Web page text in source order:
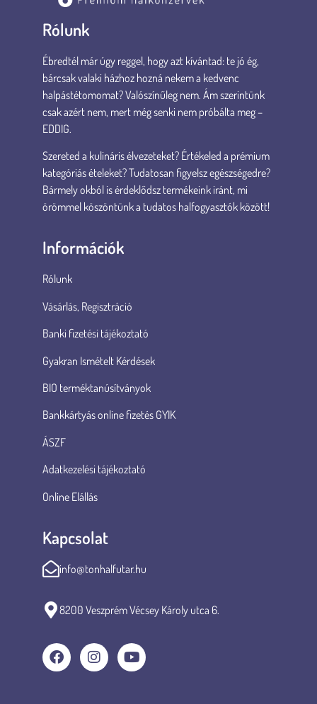
Rólunk
Ébredtél már úgy reggel, hogy azt kívántad: te jó ég,
bárcsak valaki házhoz hozná nekem a kedvenc
halpástétomomat? Valószínűleg nem. Ám szerintünk
csak azért nem, mert még senki nem próbálta meg –
EDDIG.
Szereted a kulináris élvezeteket? Értékeled a prémium
kategóriás ételeket? Tudatosan figyelsz egészségedre?
Bármely okból is érdeklődsz termékeink iránt, mi
örömmel köszöntünk a tudatos halfogyasztók között!
Információk
Rólunk
Vásárlás, Regisztráció
Banki fizetési tájékoztató
Gyakran Ismételt Kérdések
BIO terméktanúsítványok
Bankkártyás online fizetés GYIK
ÁSZF
Adatkezelési tájékoztató
Online Elállás
Kapcsolat
info@tonhalfutar.hu
8200 Veszprém Vécsey Károly utca 6.